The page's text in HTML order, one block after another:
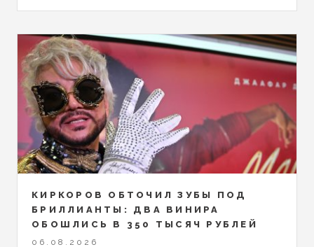
КИРКОРОВ ОБТОЧИЛ ЗУБЫ ПОД
БРИЛЛИАНТЫ: ДВА ВИНИРА
ОБОШЛИСЬ В 350 ТЫСЯЧ РУБЛЕЙ
06.08.2026